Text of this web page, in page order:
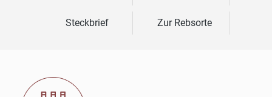
Steckbrief Zur Rebsorte